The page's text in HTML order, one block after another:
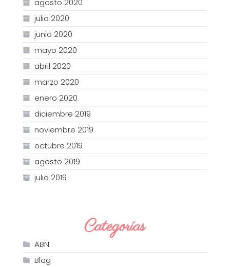
agosto 2020
julio 2020
junio 2020
mayo 2020
abril 2020
marzo 2020
enero 2020
diciembre 2019
noviembre 2019
octubre 2019
agosto 2019
julio 2019
Categorías
ABN
Blog